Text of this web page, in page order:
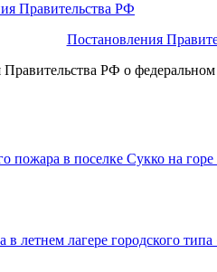
Постановления
РФ о
в поселке Сукко на горе
лагере городского типа